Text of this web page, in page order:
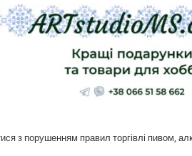
з порушенням правил торгівлі пивом,